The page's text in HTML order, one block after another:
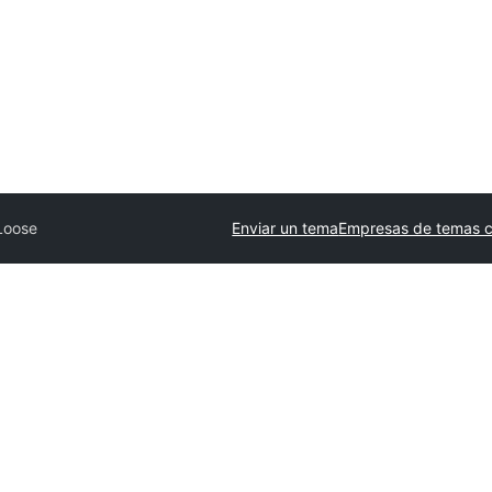
Enviar un temaEmpresas de temas